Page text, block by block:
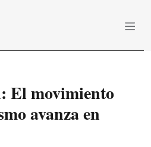
El movimiento
avanza en